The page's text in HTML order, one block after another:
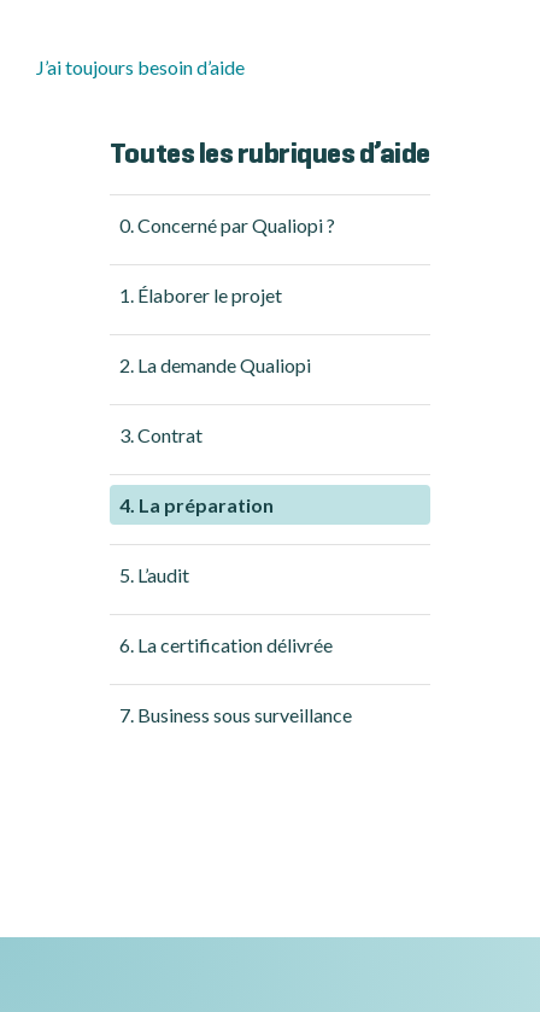
Toutes les rubriques d’aide
0. Concerné par Qualiopi ?
1. Élaborer le projet
2. La demande Qualiopi
3. Contrat
4. La préparation
5. L’audit
6. La certification délivrée
7. Business sous surveillance
J’ai toujours besoin d’aide